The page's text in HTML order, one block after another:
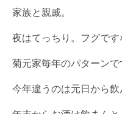
家族と親戚。
夜はてっちり。フグです
菊元家毎年のパターンで
今年違うのは元日から飲